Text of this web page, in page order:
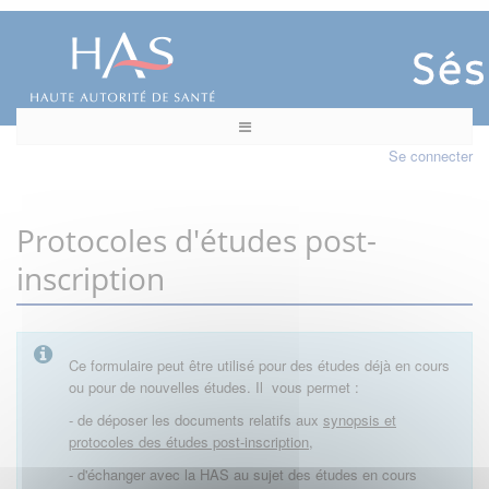
Se connecter
Protocoles d'études post-
inscription
Ce formulaire peut être utilisé pour des études déjà en cours
ou pour de nouvelles études. Il vous permet :
- de déposer les documents relatifs aux synopsis et
protocoles des études post-inscription,
- d'échanger avec la HAS au sujet des études en cours